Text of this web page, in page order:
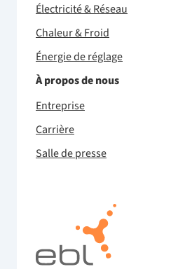
Électricité & Réseau
Chaleur & Froid
Énergie de réglage
À propos de nous
Entreprise
Carrière
Salle de presse